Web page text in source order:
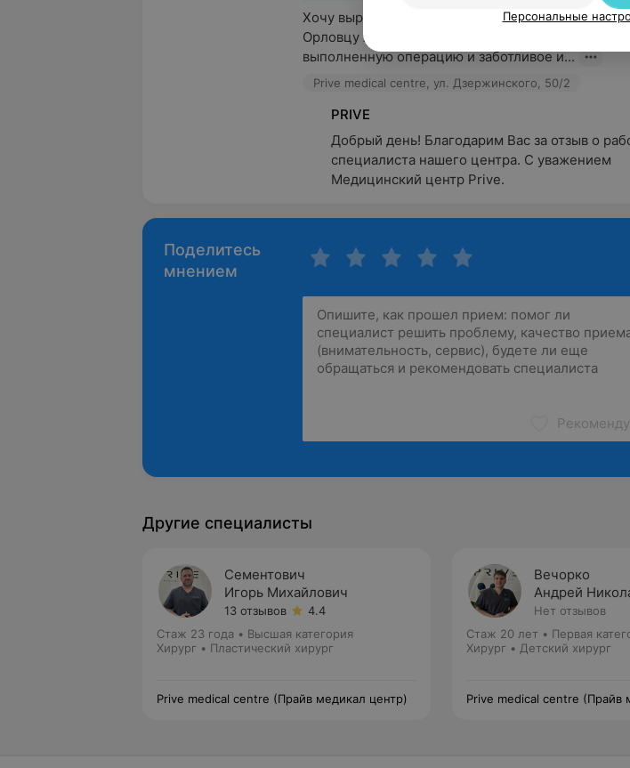
Хочу выразить благодарность врачу-флебологу
Орловцу Андрею Иосифовичу за качественно
выполненную операцию и заботливое и...
Prive medical centre, ул. Дзержинского, 50/2
PRIVE
Добрый день! Благодарим Вас за отзыв о
специалиста нашего центра. С уважением
Медицинский центр Prive.
Поделитесь
мнением
Другие специалисты
Сементович
Игорь Михайлович
13 отзывов
4.4
Стаж 23 года • Высшая категория
Хирург • Пластический хирург
Prive medical centre (Прайв медикал центр)
Вечорко
Андрей
Нет отзывов
Стаж 20 лет • Первая
Хирург • Детский хирург
Prive medical centre (Прайв
Персональные